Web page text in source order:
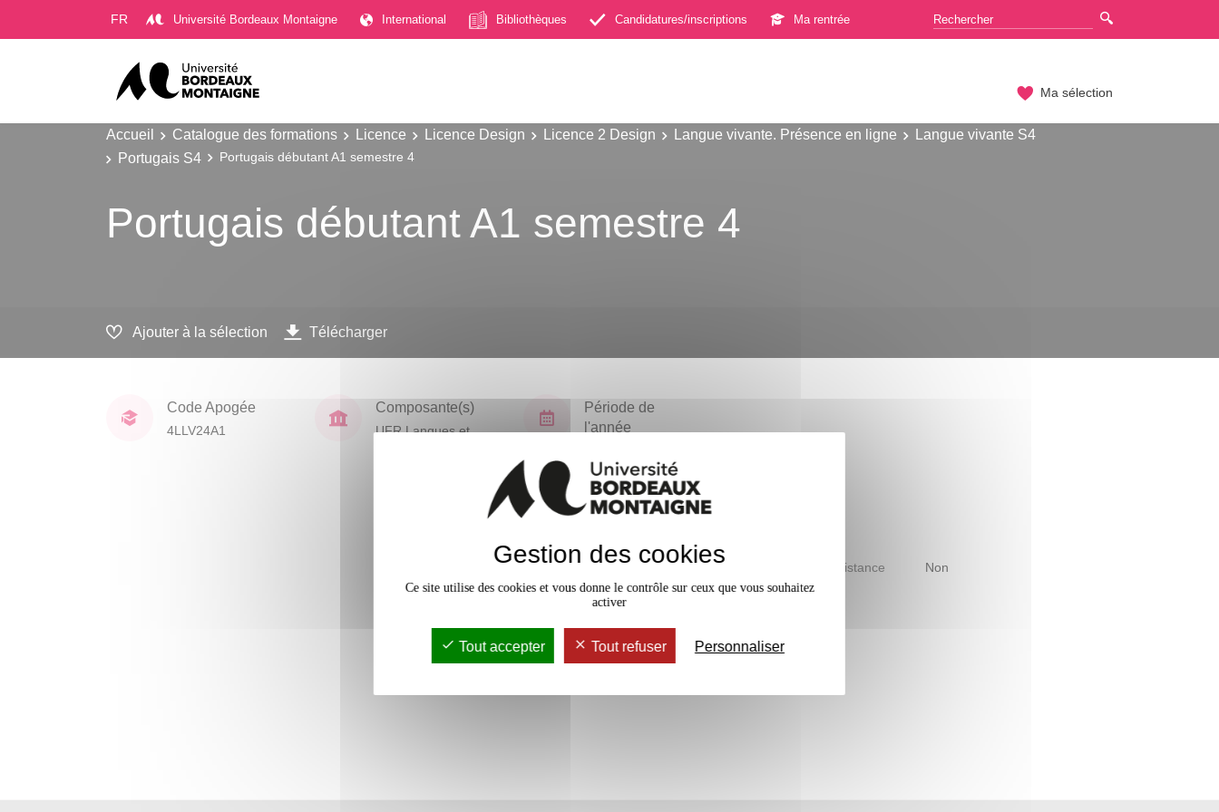
FR Université Bordeaux Montaigne International Bibliothèques Candidatures/inscriptions Ma rentrée
Ma sélection
Accueil Catalogue des formations Licence Licence Design Licence 2 Design Langue vivante. Présence en ligne
Langue vivante S4
Portugais S4
Portugais débutant A1 semestre 4
Portugais débutant A1 semestre 4
Ajouter à la sélection Télécharger
Code Apogée
4LLV24A1
Composante(s)
UFR Langues et
Période de
l'année
Accessible à distance Non
Gestion des cookies
Ce site utilise des cookies et vous donne le contrôle sur ceux que vous souhaitez
activer
Tout accepter Tout refuser Personnaliser